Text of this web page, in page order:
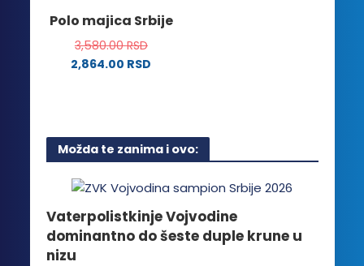
stranici
proizvoda.
Polo majica Srbije
3,580.00RSD
2,864.00 RSD
više
varijanti.
mogu
biti
izabrane
Možda te zanima i ovo:
Vaterpolistkinje Vojvodine
dominantno do šeste duple krune u
nizu